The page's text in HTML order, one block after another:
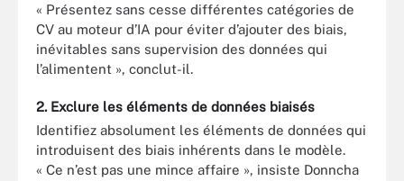
« Présentez sans cesse différentes catégories de
CV au moteur d’IA pour éviter d’ajouter des biais,
inévitables sans supervision des données qui
l’alimentent », conclut-il.
2. Exclure les éléments de données biaisés
Identifiez absolument les éléments de données qui
introduisent des biais inhérents dans le modèle.
« Ce n’est pas une mince affaire », insiste Donncha